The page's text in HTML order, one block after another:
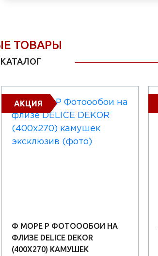
ТОВАРЫ
АКЦИЯ
Ф МОРЕ Р ФОТОООБОИ НА
ФЛИЗЕ DELICE DEKOR
(400Х270) КАМУШЕК